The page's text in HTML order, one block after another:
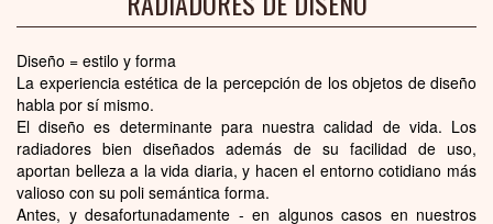
Diseño = estilo y forma
La experiencia estética de la percepción de los objetos de diseño
habla por sí mismo.
El diseño es determinante para nuestra calidad de vida. Los
radiadores bien diseñados además de su facilidad de uso,
aportan belleza a la vida diaria, y hacen el entorno cotidiano más
valioso con su poli semántica forma.
Antes, y desafortunadamente - en algunos casos en nuestros